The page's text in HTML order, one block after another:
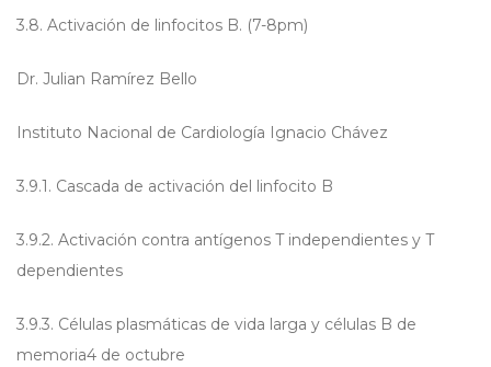
3.8. Activación de linfocitos B. (7-8pm)
Dr. Julian Ramírez Bello
Instituto Nacional de Cardiología Ignacio Chávez
3.9.1. Cascada de activación del linfocito B
3.9.2. Activación contra antígenos T independientes y T
dependientes
3.9.3. Células plasmáticas de vida larga y células B de
memoria4 de octubre